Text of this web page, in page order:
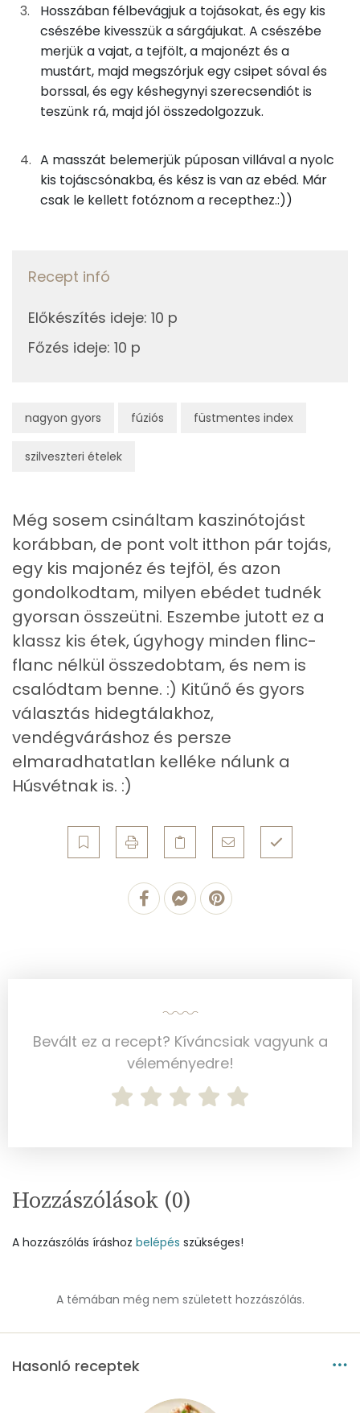
nagyon gyors fúziós füstmentes index
szilveszteri ételek
7gvaj
50 kcal
0gbors
0 kcal
0gsó
Összesen 237 kcal
Kálcium
Szelén
Magnézium
Kolin:
E vitamin:
Riboflavin - B2 vitamin:
A vitamin (RAE):
Telített zsírsav
8 g
Egyszeresen telítetlen zsírsav:
6 g
Többszörösen telítetlen zsírsav
2 g
Koleszterin
381 mg
Ásványi anyagok
Összesen
Cink
Szelén
Kálcium
66 mg
Vas
2 mg
Magnézium
Mangán
0 mg
Szénhidrát
Élelmi rost
Összesen 82.2 g
Hosszában félbevágjuk a tojásokat, és egy kis
csészébe kivesszük a sárgájukat. A csészébe
merjük a vajat, a tejfölt, a majonézt és a
mustárt, majd megszórjuk egy csipet sóval és
borssal, és egy késhegynyi szerecsendiót is
teszünk rá, majd jól összedolgozzuk.
A masszát belemerjük púposan villával a nyolc
kis tojáscsónakba, és kész is van az ebéd. Már
csak le kellett fotóznom a recepthez.:))
Recept infó
Előkészítés ideje: 10 p
Főzés ideje: 10 p
Még sosem csináltam kaszinótojást
korábban, de pont volt itthon pár tojás,
egy kis majonéz és tejföl, és azon
gondolkodtam, milyen ebédet tudnék
gyorsan összeütni. Eszembe jutott ez a
klassz kis étek, úgyhogy minden flinc-
flanc nélkül összedobtam, és nem is
csalódtam benne. :) Kitűnő és gyors
választás hidegtálakhoz,
vendégváráshoz és persze
elmaradhatatlan kelléke nálunk a
Húsvétnak is. :)
Bevált ez a recept? Kíváncsiak vagyunk a
véleményedre!
Hozzászólások (0)
A hozzászólás íráshoz belépés szükséges!
A témában még nem született hozzászólás.
Hasonló receptek